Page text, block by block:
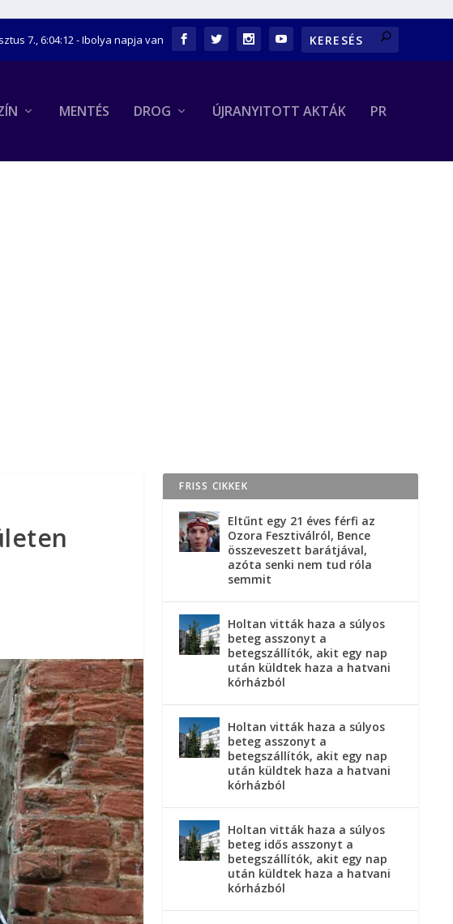
7., 6:04:13- Ibolya napja van
MENTÉS DROG ÚJRANYITOTT AKTÁK PR
FRISS CIKKEK
Eltűnt egy 21 éves férfi az
Ozora Fesztiválról, Bence
összeveszett barátjával,
azóta senki nem tud róla
semmit
Holtan vitták haza a súlyos
beteg asszonyt a
betegszállítók, akit egy nap
után küldtek haza a hatvani
kórházból
Holtan vitták haza a súlyos
beteg asszonyt a
betegszállítók, akit egy nap
után küldtek haza a hatvani
kórházból
Holtan vitták haza a súlyos
beteg idős asszonyt a
betegszállítók, akit egy nap
után küldtek haza a hatvani
kórházból